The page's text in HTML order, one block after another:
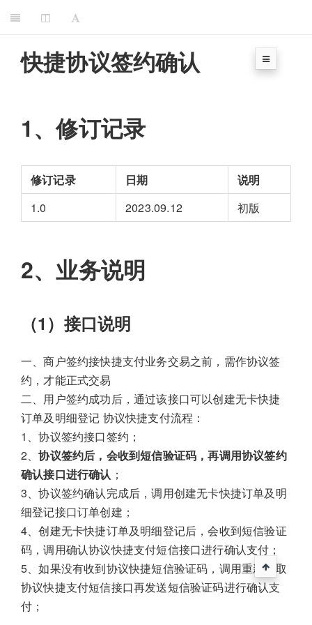
快捷协议签约确认
1、修订记录
修订记录 日期
说明
1.0
2023.09.12 初版
2、业务说明
（1）接口说明
一、商户签约接快捷支付业务交易之前，需作协议签
约，才能正式交易
二、用户签约成功后，通过该接口可以创建无卡快捷
订单及明细登记 协议快捷支付流程：
1、协议签约接口签约；
2、协议签约后，会收到短信验证码，再调用协议签约
确认接口进行确认 ；
3、协议签约确认完成后，调用创建无卡快捷订单及明
细登记接口订单创建；
4、创建无卡快捷订单及明细登记后，会收到短信验证
码，调用确认协议快捷支付短信接口进行确认支付；
5、如果没有收到协议快捷短信验证码，调用重新获取
协议快捷支付短信接口再发送短信验证码进行确认支
付；